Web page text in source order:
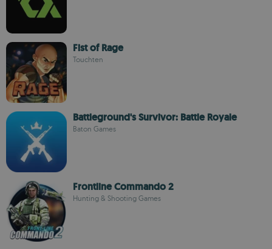
Fist of Rage
Touchten
Battleground's Survivor: Battle Royale
Baton Games
Frontline Commando 2
Hunting & Shooting Games